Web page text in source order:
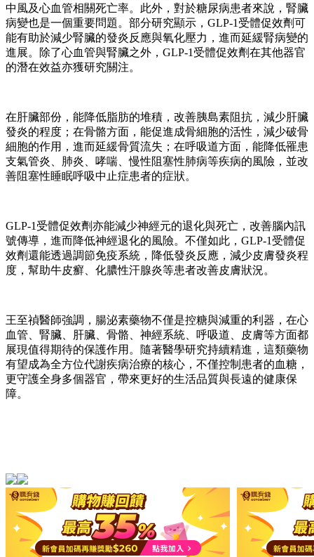
中風及心血管相關死亡率。此外，對於糖尿病患者來說，腎臟
病變也是一個重要問題。部分研究顯示，GLP-1受體促效劑可
能有助於減少腎臟的發炎反應與氧化壓力，進而延緩腎病變的
進展。除了心血管與腎臟之外，GLP-1受體促效劑在其他器官
的潛在效益亦獲研究關注。
在肝臟部份，能降低脂肪的堆積，改善胰島素阻抗，減少肝臟
發炎的程度；在骨骼方面，能促進成骨細胞的活性，減少破骨
細胞的作用，進而延緩骨質流失；在呼吸道方面，能降低罹患
支氣管炎、肺炎、哮喘、慢性阻塞性肺病等疾病的風險，並改
善阻塞性睡眠呼吸中止症患者的症狀。
GLP-1受體促效劑亦能減少神經元的退化與死亡，改善腦內訊
號傳導，進而降低神經退化的風險。不僅如此，GLP-1受體促
效劑還能透過調節免疫系統，降低發炎反應，減少皮膚發炎程
度，幫助牛皮癬、化膿性汗腺炎等患者改善皮膚狀況。
王至禎醫師強調，腸泌素藥物不僅是控糖與減重的利器，在心
血管、腎臟、肝臟、骨骼、神經系統、呼吸道、皮膚等方面都
展現值得期待的保護作用。隨著醫學研究持續精進，這類藥物
有望成為全方位代謝疾病治療的核心，不僅控制患者的血糖，
更守護全身多個器官，帶來更好的生活品質與長遠的健康保
障。